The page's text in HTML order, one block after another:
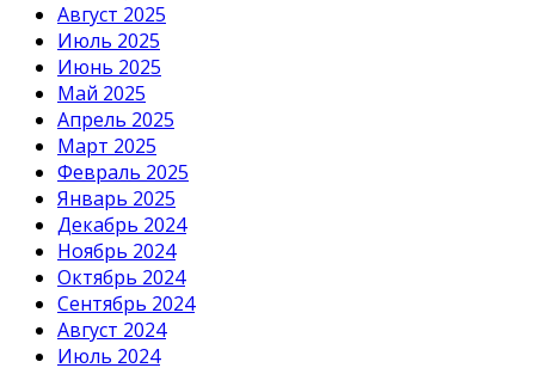
Август 2025
Июль 2025
Июнь 2025
Май 2025
Апрель 2025
Март 2025
Февраль 2025
Январь 2025
Декабрь 2024
Ноябрь 2024
Октябрь 2024
Сентябрь 2024
Август 2024
Июль 2024